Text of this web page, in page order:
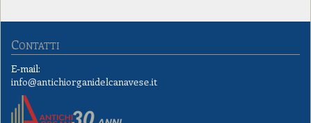
Contatti
E-mail:
info@antichiorganidelcanavese.it